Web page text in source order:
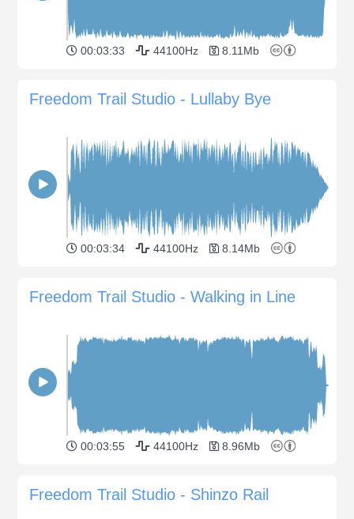
00:03:33 44100Hz 8.11Mb
Freedom Trail Studio - Lullaby Bye
00:03:34 44100Hz 8.14Mb
Freedom Trail Studio - Walking in Line
00:03:55 44100Hz 8.96Mb
Freedom Trail Studio - Shinzo Rail